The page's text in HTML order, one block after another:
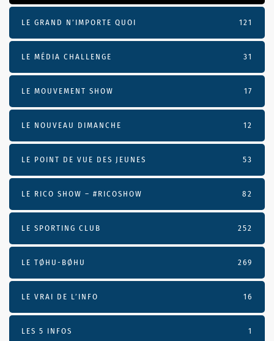
LE GRAND N’IMPORTE QUOI 121
LE MÉDIA CHALLENGE 31
LE MOUVEMENT SHOW 17
LE NOUVEAU DIMANCHE 12
LE POINT DE VUE DES JEUNES 53
LE RICO SHOW – #RICOSHOW 82
LE SPORTING CLUB 252
LE TØHU-BØHU 269
LE VRAI DE L’INFO 16
LES 5 INFOS 1